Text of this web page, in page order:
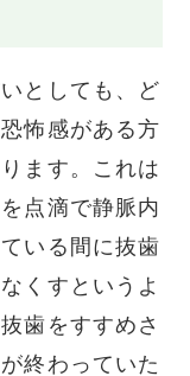
としても、ど
怖感がある方
ます。これは
点滴で静脈内
いる間に抜歯
くすというよ
歯をすすめさ
終わっていた